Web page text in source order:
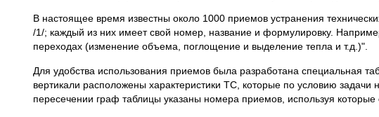
В настоящее время известны около 1000 приемов устранения
/1/; каждый из них имеет свой номер, название и формулировку.
переходах (изменение объема, поглощение и выделение тепла и т.д.)".
Для удобства использования приемов была разработана специальная
вертикали расположены характеристики ТС, которые по условию
пересечении граф таблицы указаны номера приемов, используя